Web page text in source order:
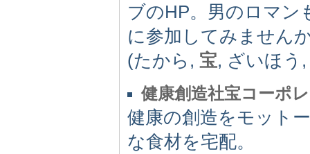
ブのHP。男のロマン
に参加してみません
(たから, 宝, ざいほう
健康創造社宝コーポ
健康の創造をモット
な食材を宅配。